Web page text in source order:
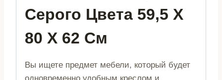
Серого Цвета 59,5 X
80 X 62 См
Вы ищете предмет мебели, который будет